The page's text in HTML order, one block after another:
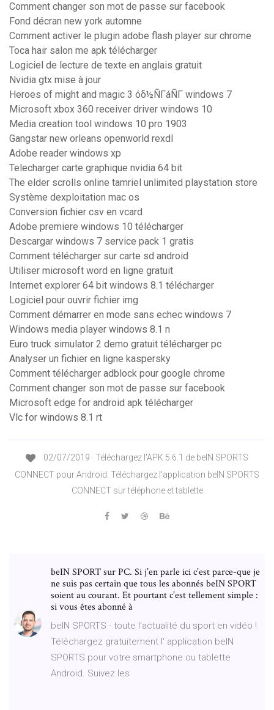
Comment changer son mot de passe sur facebook
Fond décran new york automne
Comment activer le plugin adobe flash player sur chrome
Toca hair salon me apk télécharger
Logiciel de lecture de texte en anglais gratuit
Nvidia gtx mise à jour
Heroes of might and magic 3 óδ½ÑΓáÑΓ windows 7
Microsoft xbox 360 receiver driver windows 10
Media creation tool windows 10 pro 1903
Gangstar new orleans openworld rexdl
Adobe reader windows xp
Telecharger carte graphique nvidia 64 bit
The elder scrolls online tamriel unlimited playstation store
Système dexploitation mac os
Conversion fichier csv en vcard
Adobe premiere windows 10 télécharger
Descargar windows 7 service pack 1 gratis
Comment télécharger sur carte sd android
Utiliser microsoft word en ligne gratuit
Internet explorer 64 bit windows 8.1 télécharger
Logiciel pour ouvrir fichier img
Comment démarrer en mode sans echec windows 7
Windows media player windows 8.1 n
Euro truck simulator 2 demo gratuit télécharger pc
Analyser un fichier en ligne kaspersky
Comment télécharger adblock pour google chrome
Comment changer son mot de passe sur facebook
Microsoft edge for android apk télécharger
Vlc for windows 8.1 rt
02/07/2019 · Téléchargez l'APK 5.6.1 de beIN SPORTS
CONNECT pour Android. Téléchargez l’application beIN SPORTS
CONNECT sur téléphone et tablette
beIN SPORT sur PC. Si j’en parle ici c’est parce-que je
ne suis pas certain que tous les abonnés beIN SPORT
soient au courant. Et pourtant c’est tellement simple :
si vous êtes abonné à
beIN SPORTS - toute l'actualité du sport en vidéo !
Téléchargez gratuitement l' application beIN
SPORTS pour votre smartphone ou tablette
Android. Suivez les